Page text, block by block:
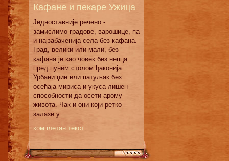
Кафане и пекаре Ужица
Једноставније речено -
замислимо градове, варошице, па
и најзабаченија села без кафана.
Град, велики или мали, без
кафана је као човек без непца
пред пуним столом ђаконија.
Урбани џин или патуљак без
осећаја мириса и укуса лишен
способности да осети арому
живота. Чак и они који ретко
залазе у...
комплетан текст